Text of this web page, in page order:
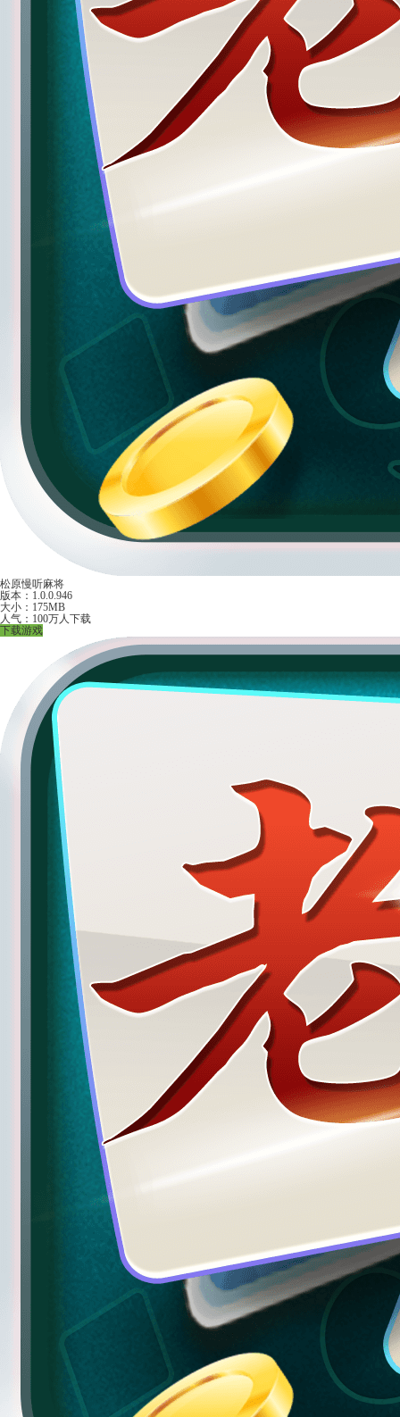
松原慢听麻将
版本：1.0.0.946
大小：175MB
人气：100万人下载
下载游戏